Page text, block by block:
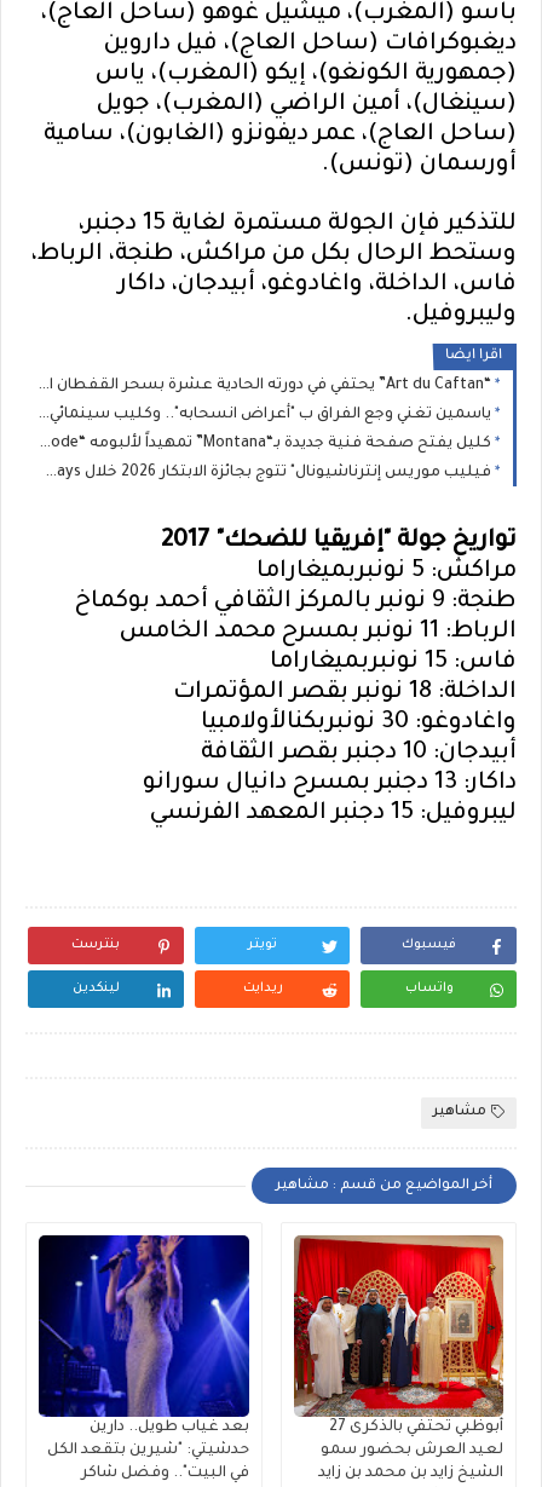
باسو (المغرب)، ميشيل غوهو (ساحل العاج)،
ديغبوكرافات (ساحل العاج)، فيل داروين
(جمهورية الكونغو)، إيكو (المغرب)، ياس
(سينغال)، أمين الراضي (المغرب)، جويل
(ساحل العاج)، عمر ديفونزو (الغابون)، سامية
أورسمان (تونس).
للتذكير فإن الجولة مستمرة لغاية 15 دجنبر،
وستحط الرحال بكل من مراكش، طنجة، الرباط،
فاس، الداخلة، واغادوغو، أبيدجان، داكار
وليبروفيل.
اقرا ايضا
“Art du Caftan” يحتفي في دورته الحادية عشرة بسحر القفطان المغربي وسط حضور جماهيري وفني وإعلامي كبير
ياسمين تغني وجع الفراق ب "أعراض انسحابه".. وكليب سينمائي في لبنان
كليل يفتح صفحة فنية جديدة بـ“Montana” تمهيداً لألبومه “Ghost Mode”
فيليب موريس إنترناشيونال" تتوج بجائزة الابتكار 2026 خلال Industry Meeting Days
تواريخ جولة "إفريقيا للضحك" 2017
مراكش: 5 نونبربميغاراما
طنجة: 9 نونبر بالمركز الثقافي أحمد بوكماخ
الرباط: 11 نونبر بمسرح محمد الخامس
فاس: 15 نونبربميغاراما
الداخلة: 18 نونبر بقصر المؤتمرات
واغادوغو: 30 نونبربكنالأولامبيا
أبيدجان: 10 دجنبر بقصر الثقافة
داكار: 13 دجنبر بمسرح دانيال سورانو
ليبروفيل: 15 دجنبر المعهد الفرنسي
فيسبوك تويتر بنترست
واتساب ريدايت لينكدين
مشاهير
أخر المواضيع من قسم : مشاهير
أبوظبي تحتفي بالذكرى 27
لعيد العرش بحضور سمو
الشيخ زايد بن محمد بن زايد
بعد غياب طويل.. دارين
حدشيتي: "شيرين بتقعد الكل
في البيت".. وفضل شاكر